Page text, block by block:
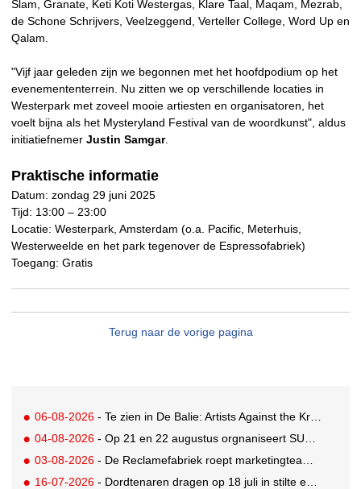
Slam, Granate, Keti Koti Westergas, Klare Taal, Maqam, Mezrab,
de Schone Schrijvers, Veelzeggend, Verteller College, Word Up en
Qalam.
"Vijf jaar geleden zijn we begonnen met het hoofdpodium op het
evenemententerrein. Nu zitten we op verschillende locaties in
Westerpark met zoveel mooie artiesten en organisatoren, het
voelt bijna als het Mysteryland Festival van de woordkunst", aldus
initiatiefnemer Justin Samgar.
Praktische informatie
Datum: zondag 29 juni 2025
Tijd: 13:00 – 23:00
Locatie: Westerpark, Amsterdam (o.a. Pacific, Meterhuis,
Westerweelde en het park tegenover de Espressofabriek)
Toegang: Gratis
Terug naar de vorige pagina
06-08-2026 - Te zien in De Balie: Artists Against the Kremlin III
04-08-2026 - Op 21 en 22 augustus orgnaniseert SUE Behavioural Design de Summer School 2026
03-08-2026 - De Reclamefabriek roept marketingteams op: maak de shift, stop de chaos
16-07-2026 - Dordtenaren dragen op 18 juli in stilte een levensgroot beeld door de straten van de stad